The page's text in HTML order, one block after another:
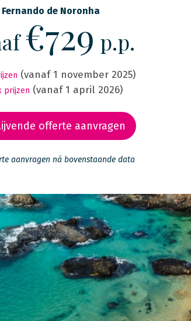
Fernando de Noronha
€729 p.p.
(vanaf 1 november 2025)
prijzen (vanaf 1 april 2026)
offerte aanvragen
aanvragen ná bovenstaande data